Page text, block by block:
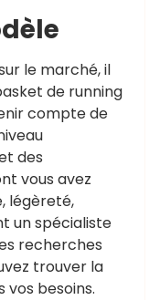
le marché, il
de running
compte de
des
vous avez
légèreté,
un spécialiste
recherches
trouver la
besoins.